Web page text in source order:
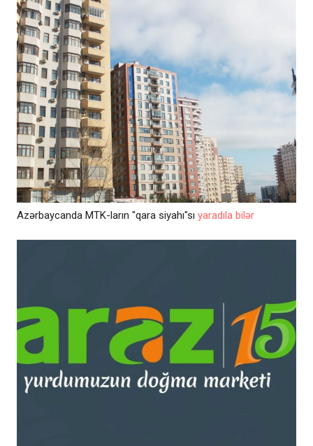
Azərbaycanda MTK-ların "qara siyahı"sı yaradıla bilər